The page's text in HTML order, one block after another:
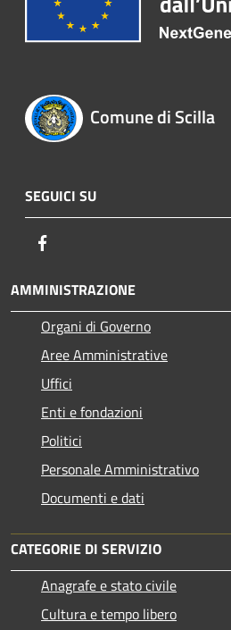
Comune di Scilla
SEGUICI SU
AMMINISTRAZIONE
Organi di Governo
Aree Amministrative
Uffici
Enti e fondazioni
Politici
Personale Amministrativo
Documenti e dati
CATEGORIE DI SERVIZIO
Anagrafe e stato civile
Cultura e tempo libero